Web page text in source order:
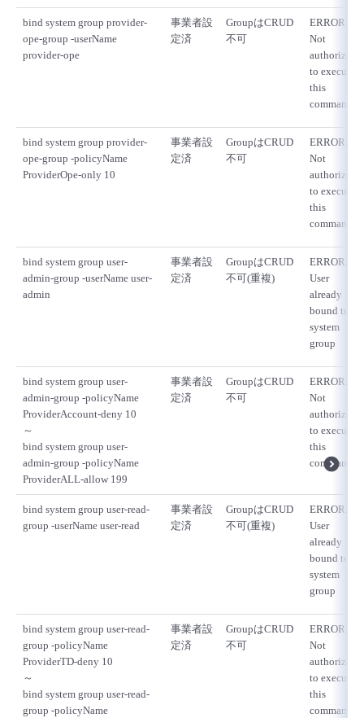
bind system group provider-
ope-group -userName
provider-ope
事業者設
定済
GroupはCRUD
不可
ERROR:
Not
authorized
to execute
this
command
bind system group provider-
ope-group -policyName
ProviderOpe-only 10
事業者設
定済
GroupはCRUD
不可
ERROR:
Not
authorized
to execute
this
command
bind system group user-
admin-group -userName user-
admin
事業者設
定済
GroupはCRUD
不可(重複)
ERROR:
User
already
bound to
system
group
bind system group user-
admin-group -policyName
ProviderAccount-deny 10
～
bind system group user-
admin-group -policyName
ProviderALL-allow 199
事業者設
定済
GroupはCRUD
不可
ERROR:
Not
authorized
to execute
this
command
bind system group user-read-
group -userName user-read
事業者設
定済
GroupはCRUD
不可(重複)
ERROR:
User
already
bound to
system
group
bind system group user-read-
group -policyName
ProviderTD-deny 10
～
bind system group user-read-
group -policyName
事業者設
定済
GroupはCRUD
不可
ERROR:
Not
authorized
to execute
this
command